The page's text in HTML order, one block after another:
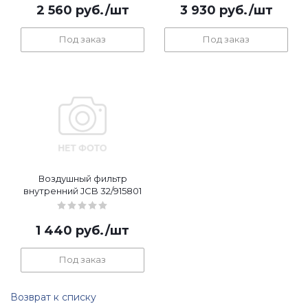
2 560 руб./шт
Под заказ
3 930 руб./шт
Под заказ
Воздушный фильтр
внутренний JCB 32/915801
1 440 руб./шт
Под заказ
Возврат к списку